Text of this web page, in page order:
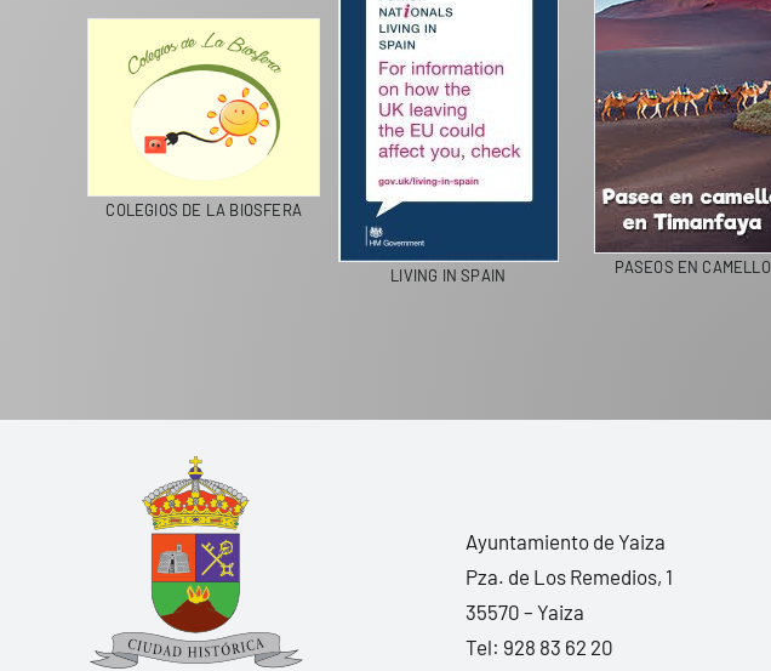
COLEGIOS DE LA BIOSFERA
LIVING IN SPAIN PASEOS EN CAMELLO
Ayuntamiento de Yaiza
Pza. de Los Remedios, 1
35570 – Yaiza
Tel: 928 83 62 20